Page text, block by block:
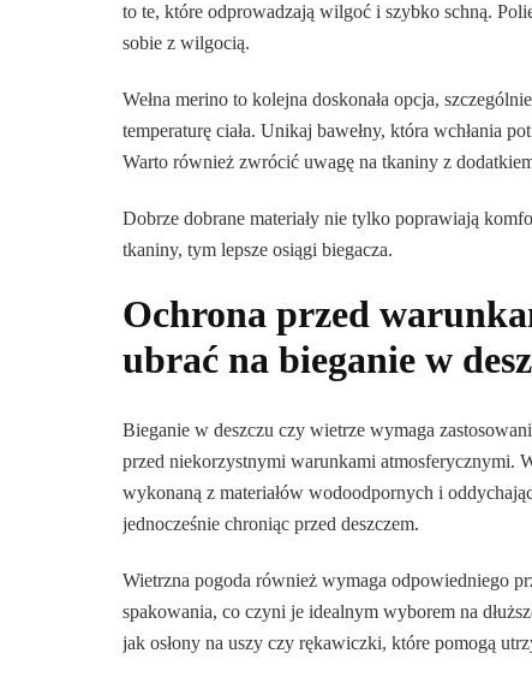
to te, które odprowadzają wilgoć i szybko schną.
sobie z wilgocią.
Wełna merino to kolejna doskonała opcja,
temperaturę ciała. Unikaj bawełny, która wchłania
Warto również zwrócić uwagę na tkaniny z
Dobrze dobrane materiały nie tylko poprawiają
tkaniny, tym lepsze osiągi biegacza.
Ochrona przed
ubrać na bieganie w
Bieganie w deszczu czy wietrze wymaga
przed niekorzystnymi warunkami atmosferycznymi.
wykonaną z materiałów wodoodpornych i
jednocześnie chroniąc przed deszczem.
Wietrzna pogoda również wymaga odpowiedniego
spakowania, co czyni je idealnym wyborem na
jak osłony na uszy czy rękawiczki, które pomogą